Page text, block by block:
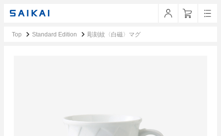
Top Standard Edition 彫刻紋〈白磁〉マグ